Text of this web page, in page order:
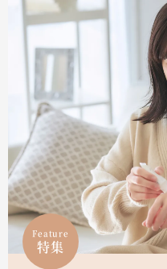
Feature
特集